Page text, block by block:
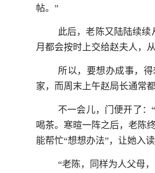
帖。”
此后，老陈又陆陆续
月都会按时上交给赵夫人，
所以，要想办成事，
家，而周末上午赵局长通常
不一会儿，门便开了
喝茶。寒暄一阵之后，老陈
能帮忙“想想办法”，让她入
“老陈，同样为人父母